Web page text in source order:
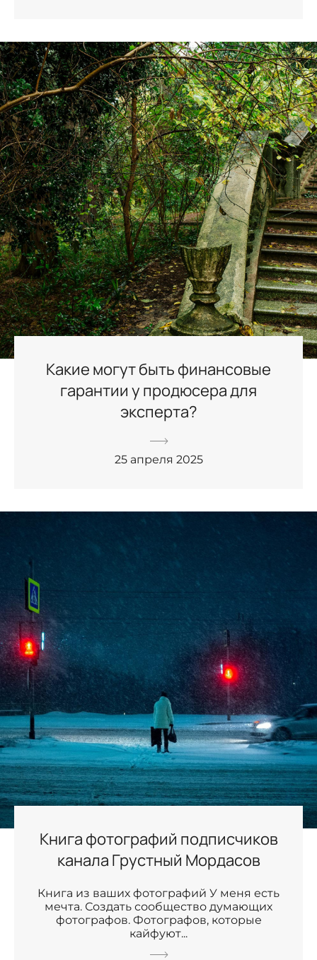
Какие могут быть финансовые
гарантии у продюсера для
эксперта?
25 апреля 2025
Книга фотографий подписчиков
канала Грустный Мордасов
Книга из ваших фотографий У меня есть
мечта. Создать сообщество думающих
фотографов. Фотографов, которые
кайфуют...